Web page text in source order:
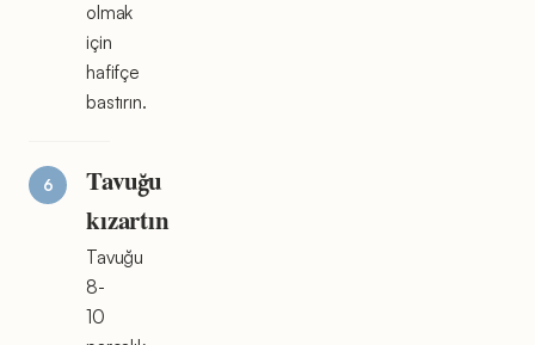
olmak
için
hafifçe
bastırın.
Tavuğu
kızartın
Tavuğu
8-
10